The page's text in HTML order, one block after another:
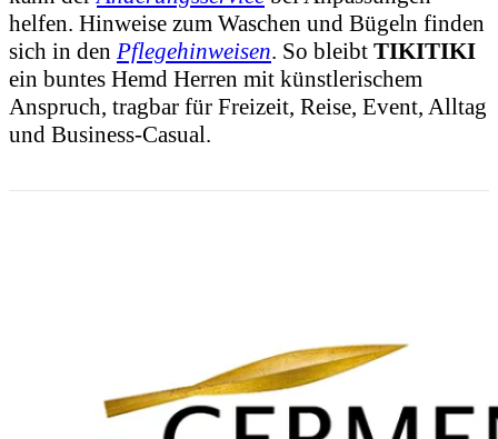
helfen. Hinweise zum Waschen und Bügeln finden
sich in den Pflegehinweisen. So bleibt TIKITIKI
ein buntes Hemd Herren mit künstlerischem
Anspruch, tragbar für Freizeit, Reise, Event, Alltag
und Business-Casual.